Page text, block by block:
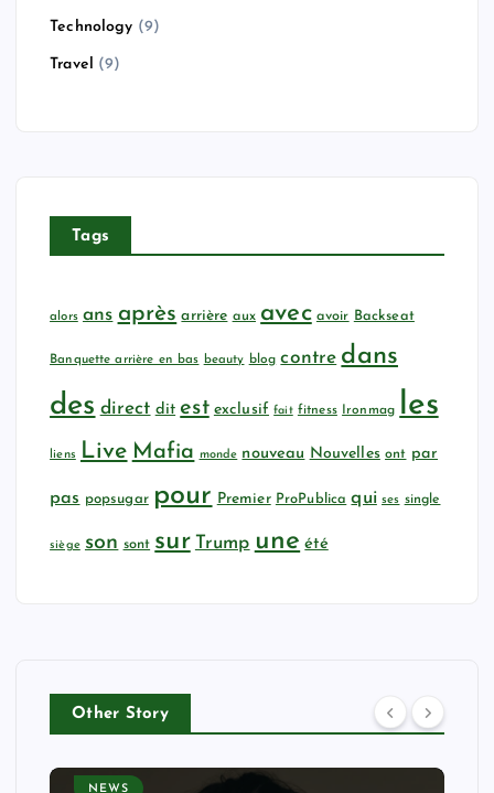
Technology (9)
Travel (9)
Tags
alors ans après arrière aux avec avoir Backseat
Banquette arrière en bas beauty blog contre dans
des direct dit est exclusif fait fitness Ironmag les
liens Live Mafia monde nouveau Nouvelles ont par
pas popsugar pour Premier ProPublica qui ses single
siège son sont sur Trump une été
Other Story
NEWS